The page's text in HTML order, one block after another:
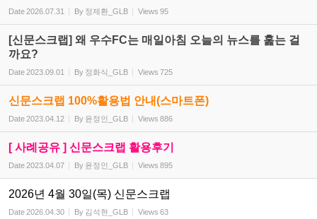
Date2026.07.31 By 정제환_GLB Views 95
[신문스크랩] 왜 우수FC는 매일아침 오늘의 뉴스를 훑는 걸
까요?
Date2023.09.01 By 정화식_GLB Views 725
신문스크랩 100%활용법 안내(스마트폰)
Date2023.04.12 By 윤정인_GLB Views 886
[ 사례공유 ] 신문스크랩 활용후기
Date2023.04.07 By 윤정인_GLB Views 895
2026년 4월 30일(목) 신문스크랩
Date2026.04.30 By 김석현_GLB Views 63
Sketchbook5, 스케치북5